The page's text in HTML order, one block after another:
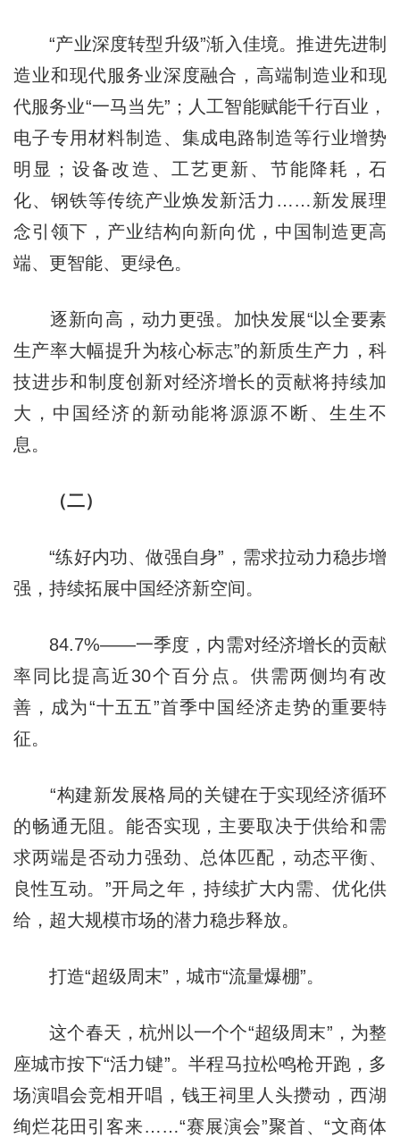
“产业深度转型升级”渐入佳境。推进先进制
造业和现代服务业深度融合，高端制造业和现
代服务业“一马当先”；人工智能赋能千行百业，
电子专用材料制造、集成电路制造等行业增势
明显；设备改造、工艺更新、节能降耗，石
化、钢铁等传统产业焕发新活力……新发展理
念引领下，产业结构向新向优，中国制造更高
端、更智能、更绿色。
逐新向高，动力更强。加快发展“以全要素
生产率大幅提升为核心标志”的新质生产力，科
技进步和制度创新对经济增长的贡献将持续加
大，中国经济的新动能将源源不断、生生不
息。
（二）
“练好内功、做强自身”，需求拉动力稳步增
强，持续拓展中国经济新空间。
84.7%——一季度，内需对经济增长的贡献
率同比提高近30个百分点。供需两侧均有改
善，成为“十五五”首季中国经济走势的重要特
征。
“构建新发展格局的关键在于实现经济循环
的畅通无阻。能否实现，主要取决于供给和需
求两端是否动力强劲、总体匹配，动态平衡、
良性互动。”开局之年，持续扩大内需、优化供
给，超大规模市场的潜力稳步释放。
打造“超级周末”，城市“流量爆棚”。
这个春天，杭州以一个个“超级周末”，为整
座城市按下“活力键”。半程马拉松鸣枪开跑，多
场演唱会竞相开唱，钱王祠里人头攒动，西湖
绚烂花田引客来……“赛展演会”聚首、“文商体